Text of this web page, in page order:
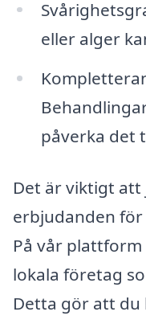
eller alger
påverka det
Det är viktigt att
erbjudanden
På vår
lokala företag
Detta gör att du